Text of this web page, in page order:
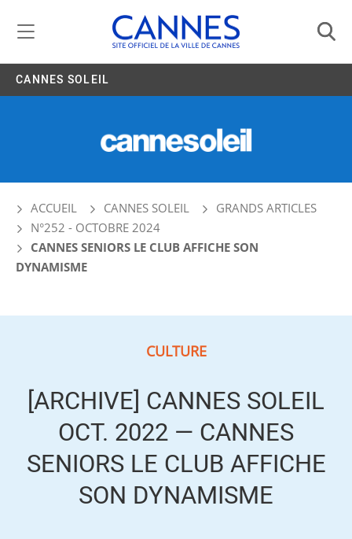
CANNES SOLEIL
ACCUEIL CANNES SOLEIL
GRANDS ARTICLES
N°252 - OCTOBRE 2024
CANNES SENIORS LE CLUB AFFICHE SON
DYNAMISME
CULTURE
[ARCHIVE] CANNES SOLEIL
OCT. 2022 — CANNES
SENIORS LE CLUB AFFICHE
SON DYNAMISME